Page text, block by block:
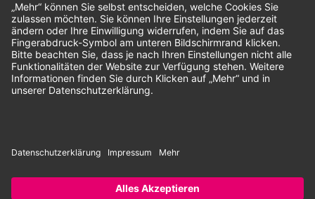
Unsere Zahlungsarten:
Rechnung SEPA-Lastschrift Vorkasse